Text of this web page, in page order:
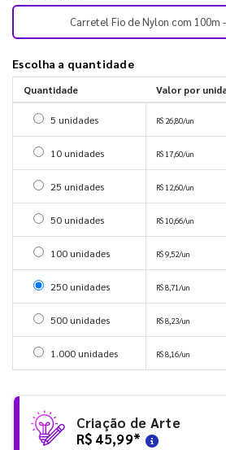
Carretel Fio de Nylon com 100m
Escolha a quantidade
Quantidade Valor por
Selecionar 5 unidades
5 unidades R$ 26,80/un
Selecionar 10 unidades
10 unidades R$ 17,60/un
Selecionar 25 unidades
25 unidades R$ 12,60/un
Selecionar 50 unidades
50 unidades R$ 10,66/un
Selecionar 100 unidades
100 unidades R$ 9,52/un
Selecionar 250 unidades
250 unidades R$ 8,71/un
Selecionar 500 unidades
500 unidades R$ 8,23/un
Selecionar 1000 unidades
1.000 unidades R$ 8,16/un
Criação de Arte
R$ 45,99*